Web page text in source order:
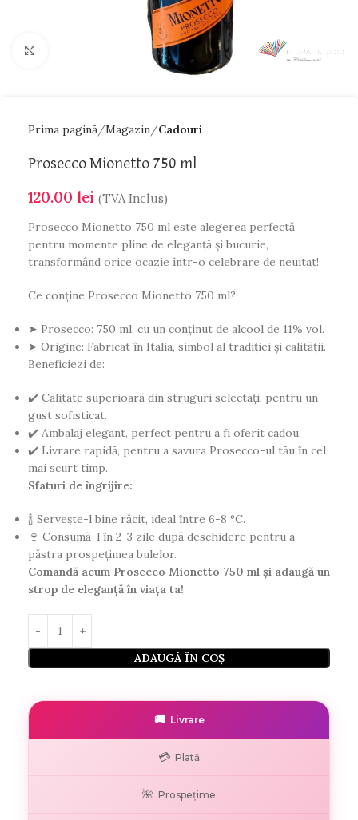
Faceți click pentru a mări
Prima pagină Magazin Cadouri
Prosecco Mionetto 750 ml
120.00 lei (TVA Inclus)
Prosecco Mionetto 750 ml este alegerea perfectă
pentru momente pline de eleganță și bucurie,
transformând orice ocazie într-o celebrare de neuitat!
Ce conține Prosecco Mionetto 750 ml?
➤ Prosecco: 750 ml, cu un conținut de alcool de 11% vol.
➤ Origine: Fabricat în Italia, simbol al tradiției și calității.
Beneficiezi de:
✔️ Calitate superioară din struguri selectați, pentru un
gust sofisticat.
✔️ Ambalaj elegant, perfect pentru a fi oferit cadou.
✔️ Livrare rapidă, pentru a savura Prosecco-ul tău în cel
mai scurt timp.
Sfaturi de îngrijire:
🍾 Servește-l bine răcit, ideal între 6-8 °C.
🍷 Consumă-l în 2-3 zile după deschidere pentru a
păstra prospețimea bulelor.
Comandă acum Prosecco Mionetto 750 ml și adaugă un
strop de eleganță în viața ta!
ADAUGĂ ÎN COȘ
🚚 Livrare
💳 Plată
🌺 Prospețime